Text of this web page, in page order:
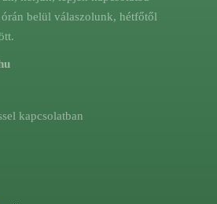
belül válaszolunk, hétfőtől
kapcsolatban